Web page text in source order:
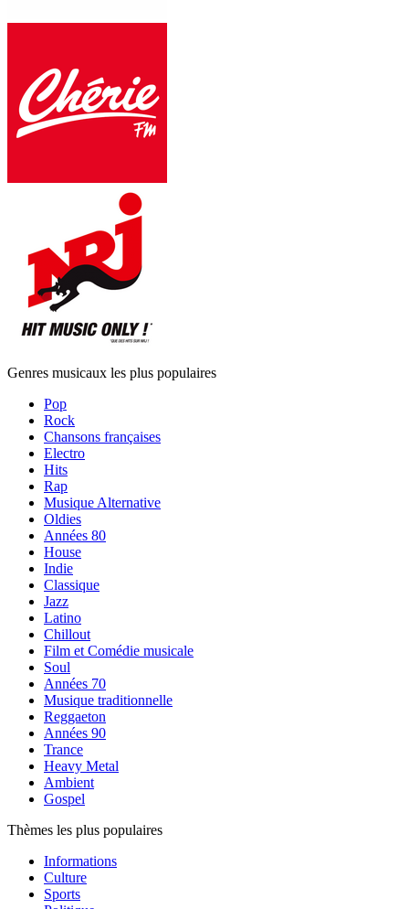
Genres musicaux les plus populaires
Pop
Rock
Chansons françaises
Electro
Hits
Rap
Musique Alternative
Oldies
Années 80
House
Indie
Classique
Jazz
Latino
Chillout
Film et Comédie musicale
Soul
Années 70
Musique traditionnelle
Reggaeton
Années 90
Trance
Heavy Metal
Ambient
Gospel
Thèmes les plus populaires
Informations
Culture
Sports